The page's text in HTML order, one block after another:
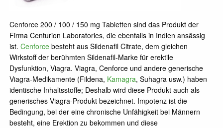
Cenforce 200 / 100 / 150 mg Tabletten sind das Produkt der
Firma Centurion Laboratories, die ebenfalls in Indien ansässig
ist. Cenforce besteht aus Sildenafil Citrate, dem gleichen
Wirkstoff der berühmten Sildenafil-Marke für erektile
Dysfunktion, Viagra. Viagra, Cenforce und andere generische
Viagra-Medikamente (Fildena, Kamagra, Suhagra usw.) haben
identische Inhaltsstoffe; Deshalb wird diese Produkt auch als
generisches Viagra-Produkt bezeichnet. Impotenz ist die
Bedingung, bei der eine chronische Unfähigkeit bei Männern
besteht, eine Erektion zu bekommen und diese